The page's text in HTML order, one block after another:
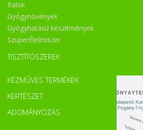
Italok
Gyógynövények
Gyógyhatású készítmények
SzuperÉlelmiszer
TISZTÍTÓSZEREK
KÉZMŰVES TERMÉKEK
KERTÉSZET
ADOMÁNYOZÁS